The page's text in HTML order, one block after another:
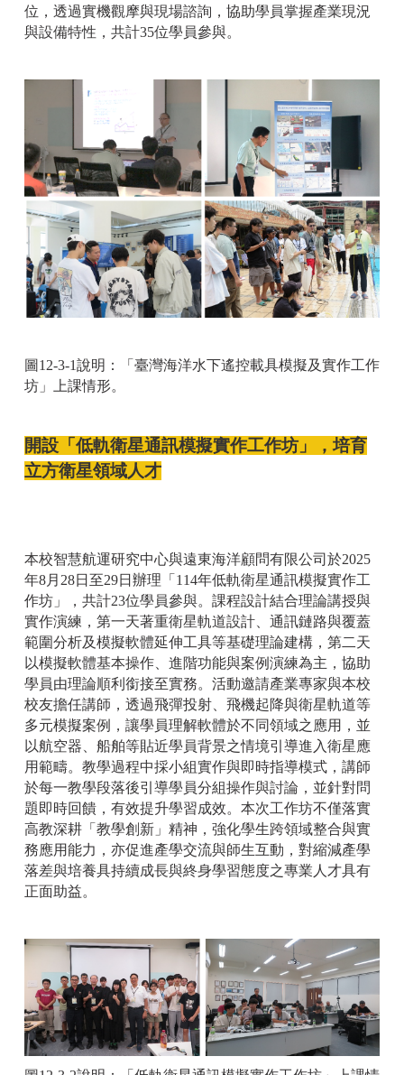
位，透過實機觀摩與現場諮詢，協助學員掌握產業現況
與設備特性，共計35位學員參與。
圖12-3-1說明：「臺灣海洋水下遙控載具模擬及實作工作
坊」上課情形。
開設「低軌衛星通訊模擬實作工作坊」，培育
立方衛星領域人才
本校智慧航運研究中心與遠東海洋顧問有限公司於2025
年8月28日至29日辦理「114年低軌衛星通訊模擬實作工
作坊」，共計23位學員參與。課程設計結合理論講授與
實作演練，第一天著重衛星軌道設計、通訊鏈路與覆蓋
範圍分析及模擬軟體延伸工具等基礎理論建構，第二天
以模擬軟體基本操作、進階功能與案例演練為主，協助
學員由理論順利銜接至實務。活動邀請產業專家與本校
校友擔任講師，透過飛彈投射、飛機起降與衛星軌道等
多元模擬案例，讓學員理解軟體於不同領域之應用，並
以航空器、船舶等貼近學員背景之情境引導進入衛星應
用範疇。教學過程中採小組實作與即時指導模式，講師
於每一教學段落後引導學員分組操作與討論，並針對問
題即時回饋，有效提升學習成效。本次工作坊不僅落實
高教深耕「教學創新」精神，強化學生跨領域整合與實
務應用能力，亦促進產學交流與師生互動，對縮減產學
落差與培養具持續成長與終身學習態度之專業人才具有
正面助益。